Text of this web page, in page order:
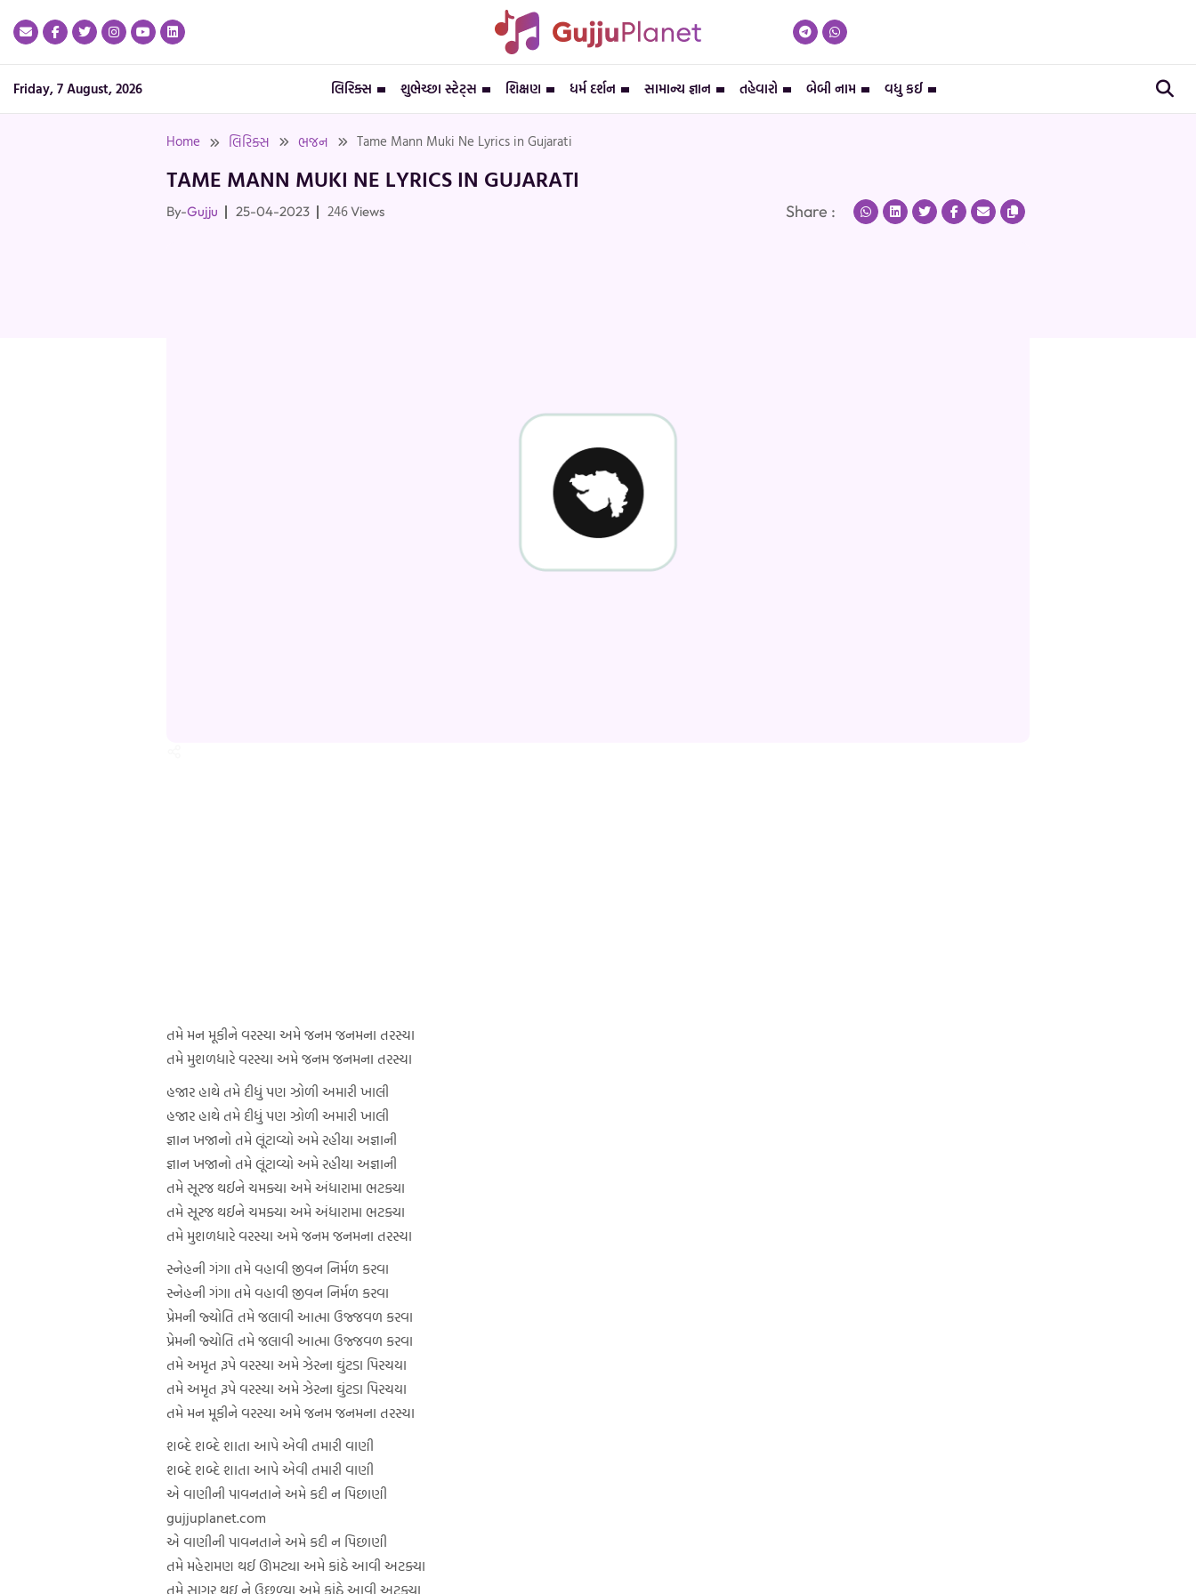
Friday, 7 August, 2026 લિરિક્સ શુભેચ્છા સ્ટેટ્સ શિક્ષણ ધર્મ દર્શન સામાન્ય જ્ઞાન તહેવારો બેબી નામ વધુ કઈ
Home લિરિક્સ ભજન Tame Mann Muki Ne Lyrics in Gujarati
TAME MANN MUKI NE LYRICS IN GUJARATI
By-Gujju 25-04-2023 246Views Share :
તમે મન મૂકીને વરસ્યા અમે જનમ જનમના તરસ્યા
તમે મુશળધારે વરસ્યા અમે જનમ જનમના તરસ્યા
હજાર હાથે તમે દીધું પણ ઝોળી અમારી ખાલી
હજાર હાથે તમે દીધું પણ ઝોળી અમારી ખાલી
જ્ઞાન ખજાનો તમે લૂંટાવ્યો અમે રહીયા અજ્ઞાની
જ્ઞાન ખજાનો તમે લૂંટાવ્યો અમે રહીયા અજ્ઞાની
તમે સૂરજ થઈને ચમક્યા અમે અંધારામા ભટક્યા
તમે સૂરજ થઈને ચમક્યા અમે અંધારામા ભટક્યા
તમે મુશળધારે વરસ્યા અમે જનમ જનમના તરસ્યા
સ્નેહની ગંગા તમે વહાવી જીવન નિર્મળ કરવા
સ્નેહની ગંગા તમે વહાવી જીવન નિર્મળ કરવા
પ્રેમની જ્યોતિ તમે જલાવી આત્મા ઉજ્જવળ કરવા
પ્રેમની જ્યોતિ તમે જલાવી આત્મા ઉજ્જવળ કરવા
તમે અમૃત રૂપે વરસ્યા અમે ઝેરના ઘુંટડા પિરચયા
તમે અમૃત રૂપે વરસ્યા અમે ઝેરના ઘુંટડા પિરચયા
તમે મન મૂકીને વરસ્યા અમે જનમ જનમના તરસ્યા
શબ્દે શબ્દે શાતા આપે એવી તમારી વાણી
શબ્દે શબ્દે શાતા આપે એવી તમારી વાણી
એ વાણીની પાવનતાને અમે કદી ન પિછાણી
gujjuplanet.com
એ વાણીની પાવનતાને અમે કદી ન પિછાણી
તમે મહેરામણ થઈ ઊમટ્યા અમે કાંઠે આવી અટક્યા
તમે સાગર થઇ ને ઉછળ્યા અમે કાંઠે આવી અટક્યા